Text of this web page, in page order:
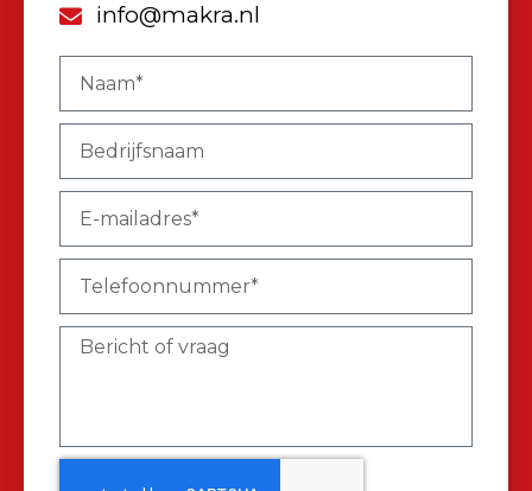
info@makra.nl